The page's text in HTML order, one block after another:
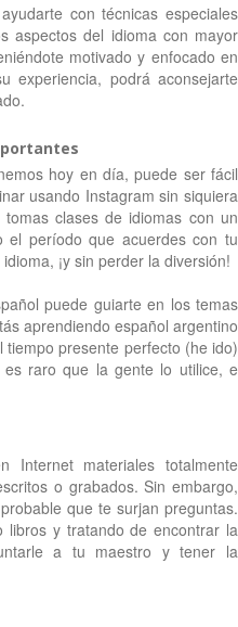
con técnicas especiales
aspectos del idioma con mayor
motivado y enfocado en
experiencia, podrá aconsejarte
hoy en día, puede ser fácil
usando Instagram sin siquiera
clases de idiomas con un
el período que acuerdes con tu
¡y sin perder la diversión!
puede guiarte en los temas
aprendiendo español argentino
presente perfecto (he ido)
raro que la gente lo utilice, e
Internet materiales totalmente
o grabados. Sin embargo,
que te surjan preguntas.
libros y tratando de encontrar la
a tu maestro y tener la